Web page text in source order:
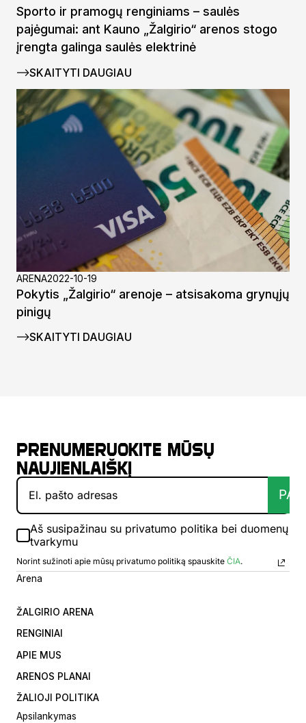
Sporto ir pramogų renginiams – saulės
pajėgumai: ant Kauno „Žalgirio“ arenos stogo
įrengta galinga saulės elektrinė
SKAITYTI DAUGIAU
ARENA2022-10-19
Pokytis „Žalgirio“ arenoje – atsisakoma grynųjų
pinigų
SKAITYTI DAUGIAU
Prenumeruokite mūsų
naujienlaiškį
Aš susipažinau su privatumo politika bei duomenų
tvarkymu
Norint sužinoti apie mūsų privatumo politiką spauskite ČIA.
Arena
ŽALGIRIO ARENA
RENGINIAI
APIE MUS
ARENOS PLANAI
ŽALIOJI POLITIKA
Apsilankymas